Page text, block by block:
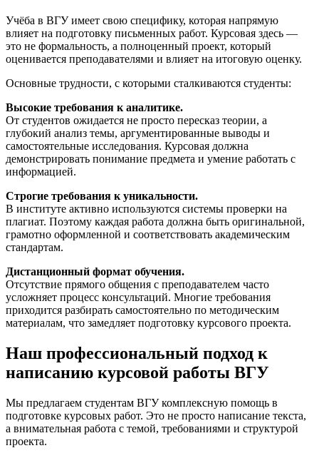
Учёба в ВГУ имеет свою специфику, которая напрямую
влияет на подготовку письменных работ. Курсовая здесь —
это не формальность, а полноценный проект, который
оценивается преподавателями и влияет на итоговую оценку.
Основные трудности, с которыми сталкиваются студенты:
Высокие требования к аналитике.
От студентов ожидается не просто пересказ теории, а
глубокий анализ темы, аргументированные выводы и
самостоятельные исследования. Курсовая должна
демонстрировать понимание предмета и умение работать с
информацией.
Строгие требования к уникальности.
В институте активно используются системы проверки на
плагиат. Поэтому каждая работа должна быть оригинальной,
грамотно оформленной и соответствовать академическим
стандартам.
Дистанционный формат обучения.
Отсутствие прямого общения с преподавателем часто
усложняет процесс консультаций. Многие требования
приходится разбирать самостоятельно по методическим
материалам, что замедляет подготовку курсового проекта.
Наш профессиональный подход к
написанию курсовой работы ВГУ
Мы предлагаем студентам ВГУ комплексную помощь в
подготовке курсовых работ. Это не просто написание текста,
а внимательная работа с темой, требованиями и структурой
проекта.